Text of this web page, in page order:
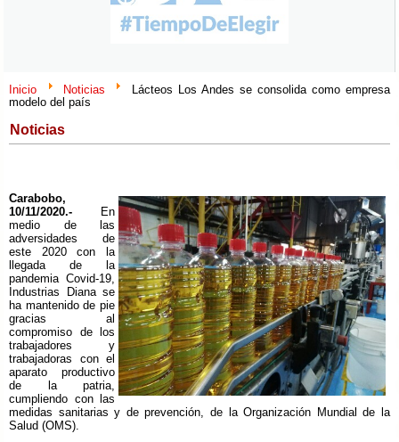
Inicio Noticias
Lácteos Los Andes se consolida como empresa
modelo del país
Noticias
Carabobo,
10/11/2020.- En
medio de las
adversidades de
este 2020 con la
llegada de la
pandemia Covid-19,
Industrias Diana se
ha mantenido de pie
gracias al
compromiso de los
trabajadores y
trabajadoras con el
aparato productivo
de la patria,
cumpliendo con las
medidas sanitarias y de prevención, de la Organización Mundial de la
Salud (OMS).